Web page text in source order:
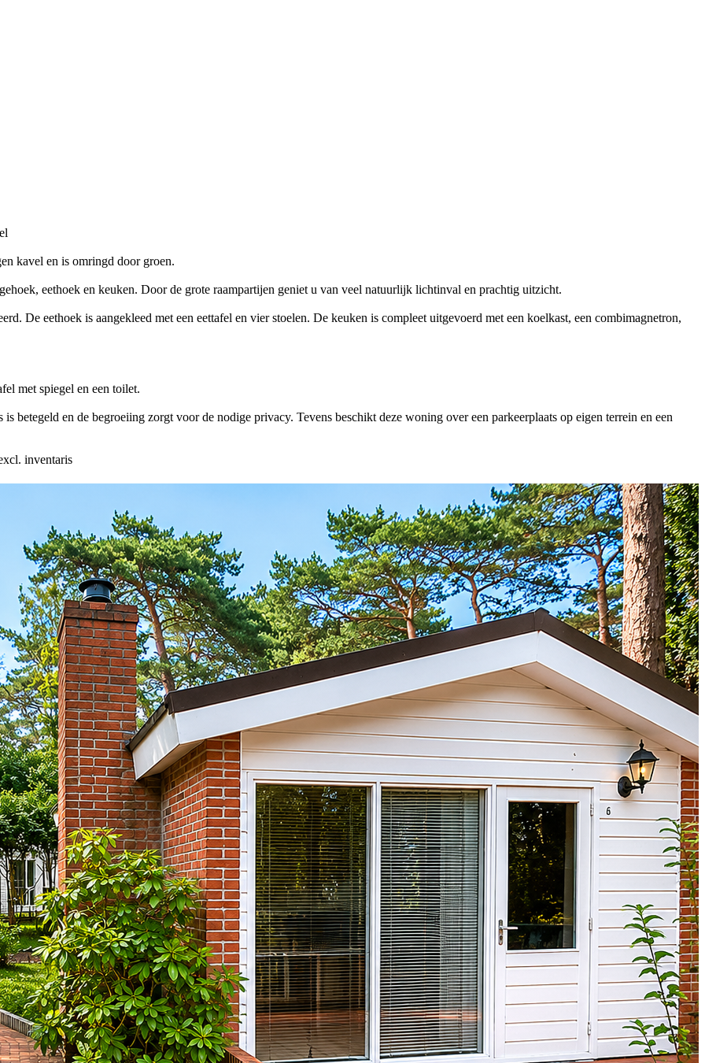
kavel en is omringd door groen.
eethoek en keuken. Door de grote raampartijen geniet u van veel natuurlijk lichtinval en prachtig uitzicht.
De eethoek is aangekleed met een eettafel en vier stoelen. De keuken is compleet uitgevoerd met een koelkast, een combimagnetron,
met spiegel en een toilet.
betegeld en de begroeiing zorgt voor de nodige privacy. Tevens beschikt deze woning over een parkeerplaats op eigen terrein en een
inventaris